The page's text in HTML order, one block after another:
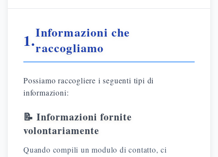
1.Informazioni che
raccogliamo
Possiamo raccogliere i seguenti tipi di
informazioni:
📝 Informazioni fornite
volontariamente
Quando compili un modulo di contatto, ci